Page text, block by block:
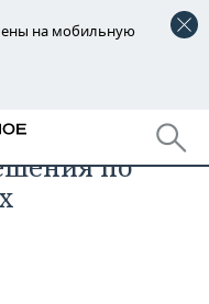
на мобильную
по